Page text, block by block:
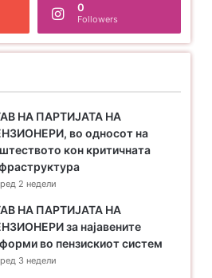
0
Followers
НА ПАРТИЈАТА НА
во односот на
кон критичната
2 недели
НА ПАРТИЈАТА НА
за најавените
во пензискиот систем
3 недели